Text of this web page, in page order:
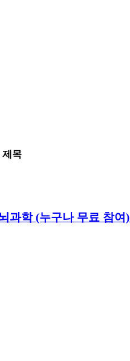
제목
과학 (누구나 무료 참여)